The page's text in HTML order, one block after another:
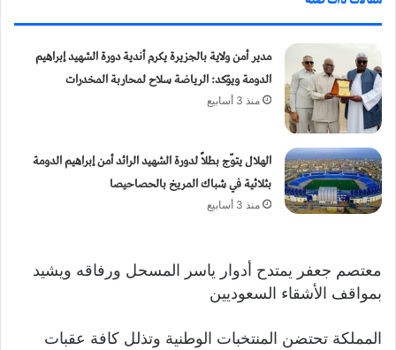
مدير أمن ولاية بالجزيرة يكرم أندية دورة الشهيد إبراهيم
الدومة ويؤكد: الرياضة سلاح لمحاربة المخدرات
منذ 3 أسابيع
الهلال يتوّج بطلاً لدورة الشهيد الرائد أمن إبراهيم الدومة
بثلاثية في شباك المريخ بالحصاحيصا
منذ 3 أسابيع
معتصم جعفر يمتدح أدوار ياسر المسحل ورفاقه ويشيد
بمواقف الأشقاء السعوديين
المملكة تحتضن المنتخبات الوطنية وتذلل كافة عقبات